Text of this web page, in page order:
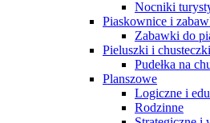
Nocniki
Piaskownice i
Zabawki do
Pieluszki i chusteczki
Pudełka na
Planszowe
Logiczne i
Rodzinne